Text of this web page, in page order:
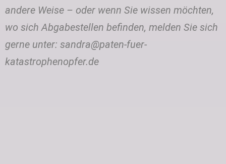
andere Weise – oder wenn Sie wissen möchten,
wo sich Abgabestellen befinden, melden Sie sich
gerne unter: sandra@paten-fuer-
katastrophenopfer.de